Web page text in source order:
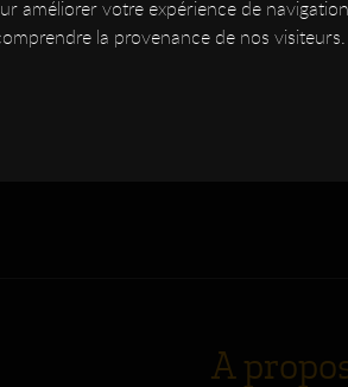
améliorer votre expérience de
la provenance de nos visiteurs.
A